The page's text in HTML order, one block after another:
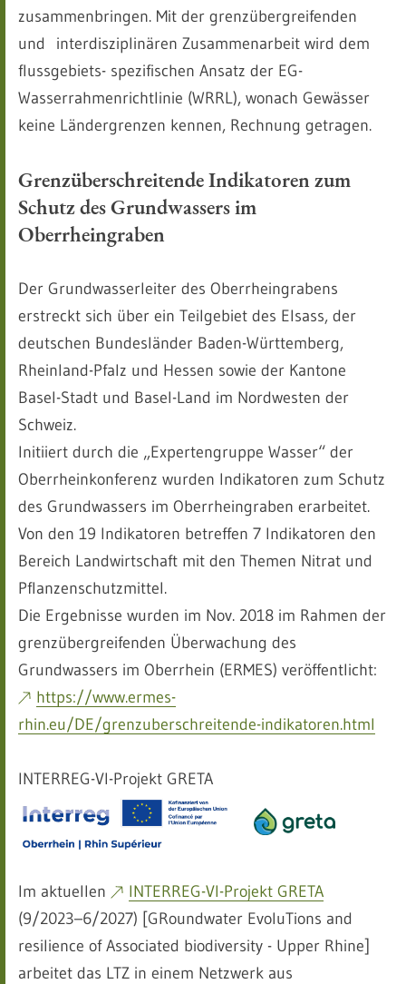
zusammenbringen. Mit der grenzübergreifenden
und interdisziplinären Zusammenarbeit wird dem
flussgebiets- spezifischen Ansatz der EG-
Wasserrahmenrichtlinie (WRRL), wonach Gewässer
keine Ländergrenzen kennen, Rechnung getragen.
Grenzüberschreitende Indikatoren zum
Schutz des Grundwassers im
Oberrheingraben
Der Grundwasserleiter des Oberrheingrabens
erstreckt sich über ein Teilgebiet des Elsass, der
deutschen Bundesländer Baden-Württemberg,
Rheinland-Pfalz und Hessen sowie der Kantone
Basel-Stadt und Basel-Land im Nordwesten der
Schweiz.
Initiiert durch die „Expertengruppe Wasser“ der
Oberrheinkonferenz wurden Indikatoren zum Schutz
des Grundwassers im Oberrheingraben erarbeitet.
Von den 19 Indikatoren betreffen 7 Indikatoren den
Bereich Landwirtschaft mit den Themen Nitrat und
Pflanzenschutzmittel.
Die Ergebnisse wurden im Nov. 2018 im Rahmen der
grenzübergreifenden Überwachung des
Grundwassers im Oberrhein (ERMES) veröffentlicht:
https://www.ermes-
rhin.eu/DE/grenzuberschreitende-indikatoren.html
INTERREG-VI-Projekt GRETA
Im aktuellen
INTERREG-VI-Projekt GRETA
(9/2023–6/2027) [GRoundwater EvoluTions and
resilience of Associated biodiversity - Upper Rhine]
arbeitet das LTZ in einem Netzwerk aus